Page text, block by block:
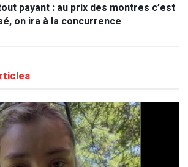
payant : au prix des montres c’est
on ira à la concurrence